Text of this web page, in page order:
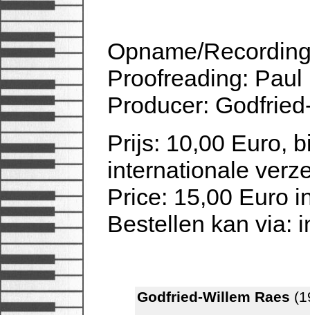
Opname/
Proofreading:
Producer:
Prijs: 10,00 Euro,
internationale
Price: 15,00 Euro
Bestellen kan via:
Godfried-Willem Raes